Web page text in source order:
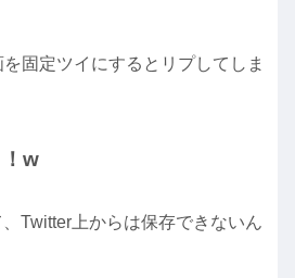
固定ツイにするとリプしてしま
w
Twitter上からは保存できないん